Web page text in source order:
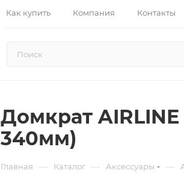
Как купить Компания Контакты
Домкрат
340мм)
Главная — Каталог — Аксессуары —